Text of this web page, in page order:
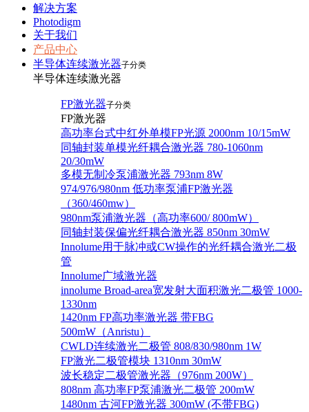
解决方案
Photodigm
关于我们
产品中心
半导体连续激光器子分类
半导体连续激光器
FP激光器子分类
FP激光器
高功率台式中红外单模FP光源 2000nm 10/15mW
同轴封装单模光纤耦合激光器 780-1060nm
20/30mW
多模无制冷泵浦激光器 793nm 8W
974/976/980nm 低功率泵浦FP激光器
（360/460mw）
980nm泵浦激光器（高功率600/ 800mW）
同轴封装保偏光纤耦合激光器 850nm 30mW
Innolume用于脉冲或CW操作的光纤耦合激光二极
管
Innolume广域激光器
innolume Broad-area宽发射大面积激光二极管 1000-
1330nm
1420nm FP高功率激光器 带FBG
500mW（Anristu）
CWLD连续激光二极管 808/830/980nm 1W
FP激光二极管模块 1310nm 30mW
波长稳定二极管激光器（976nm 200W）
808nm 高功率FP泵浦激光二极管 200mW
1480nm 古河FP激光器 300mW (不带FBG)